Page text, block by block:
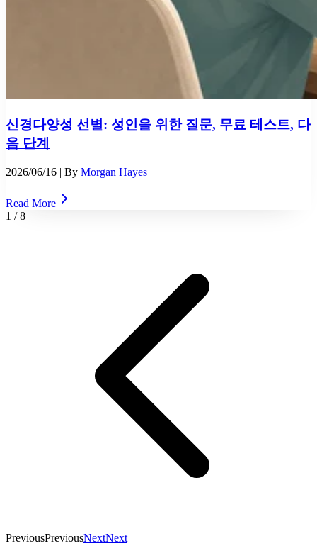
신경다양성 선별: 성인을 위한 질문, 무료 테스트, 다
음 단계
2026/06/16 | By Morgan Hayes
Read More
1 /8
PreviousPreviousNextNext